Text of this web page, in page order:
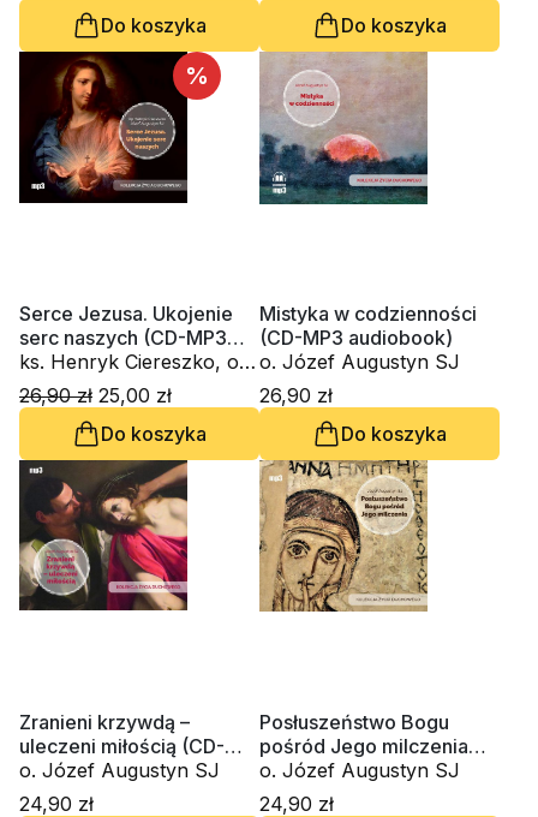
Do koszyka
Do koszyka
%
Serce Jezusa. Ukojenie
serc naszych (CD-MP3
audiobook)
ks. Henryk Ciereszko, o.
26,90 zł 25,00 zł
Do koszyka
Mistyka w codzienności
(CD-MP3 audiobook)
o. Józef Augustyn SJ
26,90 zł
Do koszyka
Zranieni krzywdą –
uleczeni miłością (CD-
MP3 -audiobook)
o. Józef Augustyn SJ
24,90 zł
Posłuszeństwo Bogu
pośród Jego milczenia
(CD-MP3 audiobook)
o. Józef Augustyn SJ
24,90 zł